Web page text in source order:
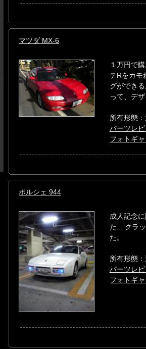
マツダ MX-6
１万円で
テRをカモ
グができ
って、デ
所有形態
パーツレ
フォトギ
ポルシェ 944
成人記念
た... クラ
た。
所有形態
パーツレ
フォトギ